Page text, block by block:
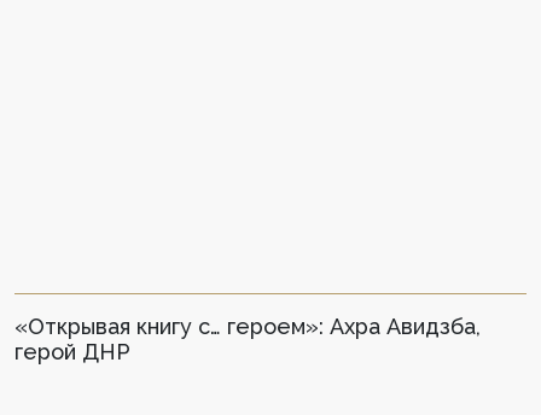
«Открывая книгу с… героем»: Ахра Авидзба,
герой ДНР